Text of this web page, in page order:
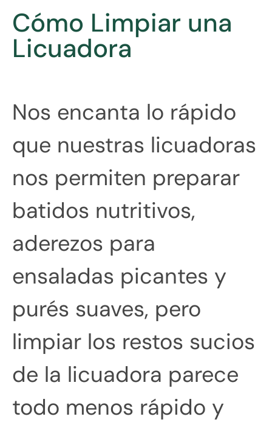
Cómo Limpiar una
Licuadora
Nos encanta lo rápido
que nuestras licuadoras
nos permiten preparar
batidos nutritivos,
aderezos para
ensaladas picantes y
purés suaves, pero
limpiar los restos sucios
de la licuadora parece
todo menos rápido y